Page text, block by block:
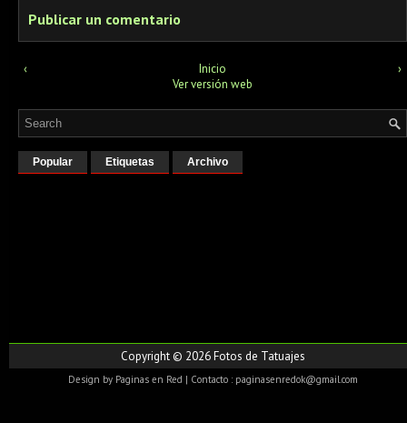
Publicar un comentario
‹ ›
Inicio
Ver versión web
Popular Etiquetas Archivo
Copyright © 2026Fotos de Tatuajes
Design by Paginas en Red | Contacto : paginasenredok@gmail.com